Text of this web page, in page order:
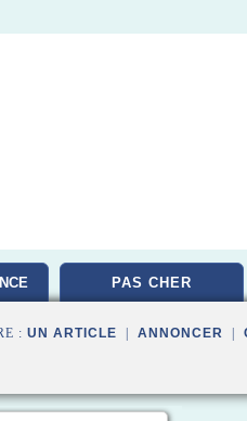
PAS CHER
: UN ARTICLE ANNONCER